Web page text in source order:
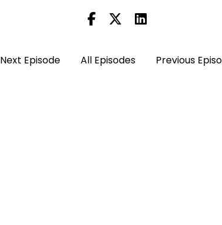
Next Episode All Episodes Previous